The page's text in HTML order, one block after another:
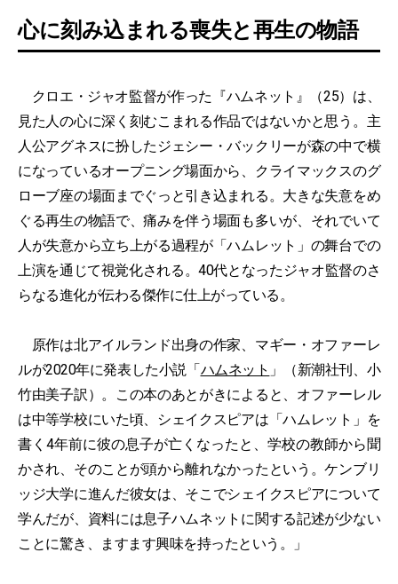
心に刻み込まれる喪失と再生の物語
クロエ・ジャオ監督が作った『ハムネット』（25）は、
見た人の心に深く刻むこまれる作品ではないかと思う。主
人公アグネスに扮したジェシー・バックリーが森の中で横
になっているオープニング場面から、クライマックスのグ
ローブ座の場面までぐっと引き込まれる。大きな失意をめ
ぐる再生の物語で、痛みを伴う場面も多いが、それでいて
人が失意から立ち上がる過程が「ハムレット」の舞台での
上演を通じて視覚化される。40代となったジャオ監督のさ
らなる進化が伝わる傑作に仕上がっている。
原作は北アイルランド出身の作家、マギー・オファーレ
ルが2020年に発表した小説「ハムネット 」（新潮社刊、小
竹由美子訳）。この本のあとがきによると、オファーレル
は中等学校にいた頃、シェイクスピアは「ハムレット」を
書く4年前に彼の息子が亡くなったと、学校の教師から聞
かされ、そのことが頭から離れなかったという。ケンブリ
ッジ大学に進んだ彼女は、そこでシェイクスピアについて
学んだが、資料には息子ハムネットに関する記述が少ない
ことに驚き、ますます興味を持ったという。」